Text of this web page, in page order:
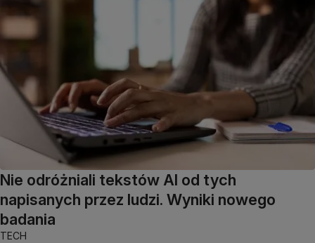
Nie odróżniali tekstów AI od tych
napisanych przez ludzi. Wyniki nowego
badania
TECH